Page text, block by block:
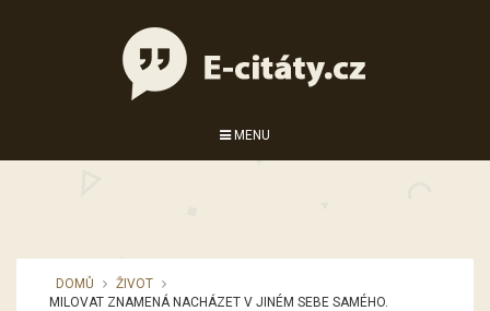
MENU
DOMŮ
ŽIVOT
MILOVAT ZNAMENÁ NACHÁZET V JINÉM SEBE SAMÉHO.